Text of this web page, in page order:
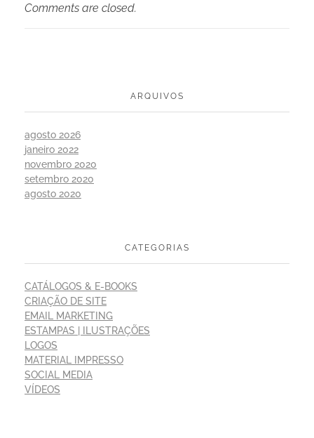
Comments are closed.
ARQUIVOS
agosto 2026
janeiro 2022
novembro 2020
setembro 2020
agosto 2020
CATEGORIAS
CATÁLOGOS & E-BOOKS
CRIAÇÃO DE SITE
EMAIL MARKETING
ESTAMPAS | ILUSTRAÇÕES
LOGOS
MATERIAL IMPRESSO
SOCIAL MEDIA
VÍDEOS